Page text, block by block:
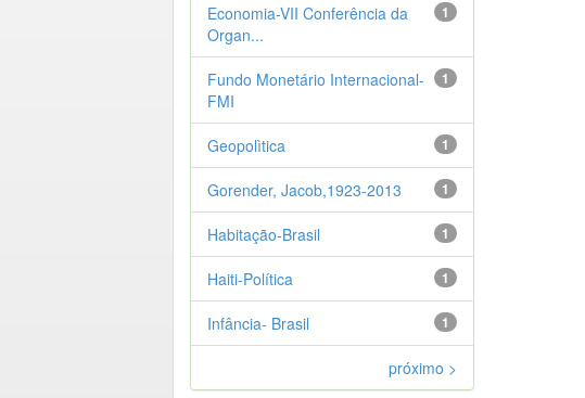
1
Economia-VII Conferência da
Organ...
1
Fundo Monetário Internacional-
FMI
1
Geopolìtica
1
Gorender, Jacob,1923-2013
1
Habitação-Brasil
1
Haiti-Política
1
Infância- Brasil
próximo >